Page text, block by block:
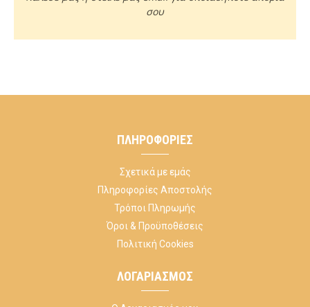
σου
ΠΛΗΡΟΦΟΡΊΕΣ
Σχετικά με εμάς
Πληροφορίες Αποστολής
Τρόποι Πληρωμής
Όροι & Προϋποθέσεις
Πολιτική Cookies
ΛΟΓΑΡΙΑΣΜΌΣ